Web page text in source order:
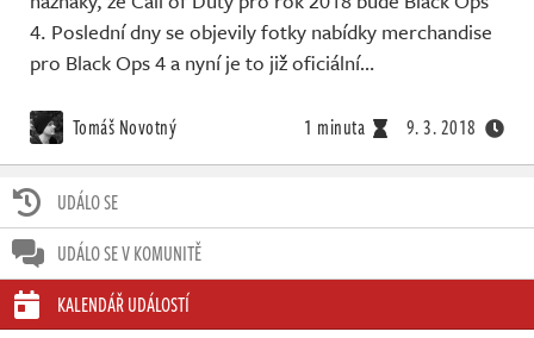
UDÁLO SE
UDÁLO SE V KOMUNITĚ
KALENDÁŘ UDÁLOSTÍ
4. Poslední dny se objevily fotky nabídky merchandise
pro Black Ops 4 a nyní je to již oficiální…
Tomáš Novotný 1 minuta 9. 3. 2018